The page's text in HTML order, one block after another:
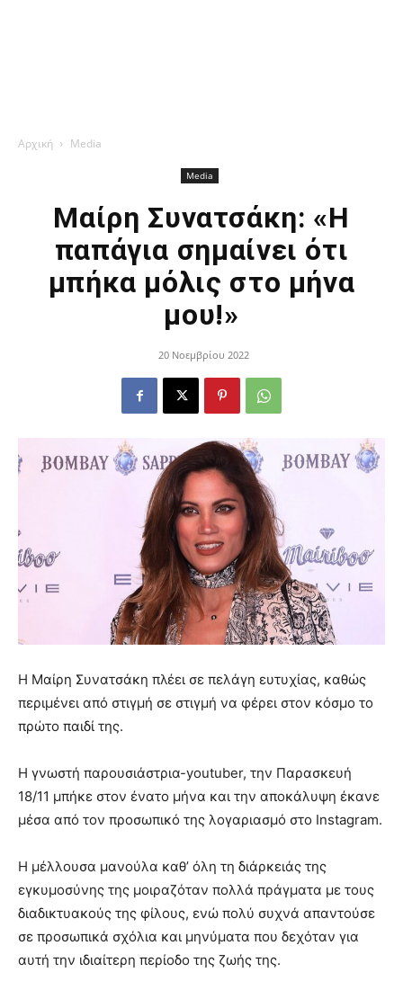
Αρχική Media
Media
Μαίρη Συνατσάκη: «Η
παπάγια σημαίνει ότι
μπήκα μόλις στο μήνα
μου!»
20 Νοεμβρίου 2022
Η Μαίρη Συνατσάκη πλέει σε πελάγη ευτυχίας, καθώς
περιμένει από στιγμή σε στιγμή να φέρει στον κόσμο το
πρώτο παιδί της.
Η γνωστή παρουσιάστρια-youtuber, την Παρασκευή
18/11 μπήκε στον ένατο μήνα και την αποκάλυψη έκανε
μέσα από τον προσωπικό της λογαριασμό στο Instagram.
Η μέλλουσα μανούλα καθ’ όλη τη διάρκειάς της
εγκυμοσύνης της μοιραζόταν πολλά πράγματα με τους
διαδικτυακούς της φίλους, ενώ πολύ συχνά απαντούσε
σε προσωπικά σχόλια και μηνύματα που δεχόταν για
αυτή την ιδιαίτερη περίοδο της ζωής της.